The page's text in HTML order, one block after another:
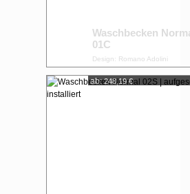
Waschbecken
01C
Design: Romano Adolini
ab: 248,19 €